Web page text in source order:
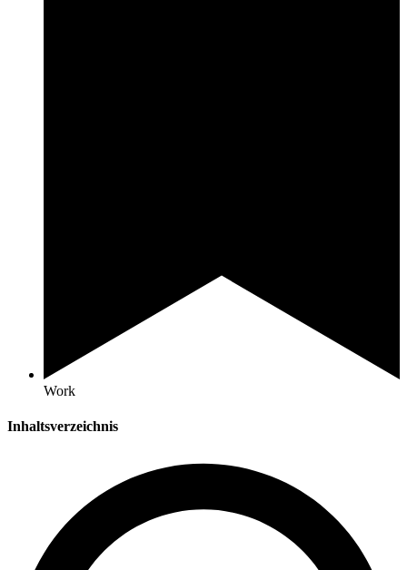
Work
Inhaltsverzeichnis